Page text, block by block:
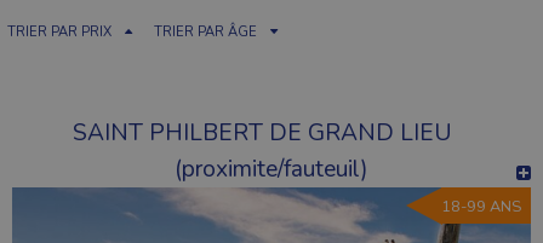
TRIER PAR PRIX TRIER PAR ÂGE
SAINT PHILBERT DE GRAND LIEU
(proximite/fauteuil)
18-99 ANS